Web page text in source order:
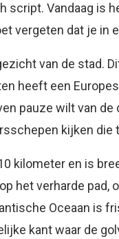
script. Vandaag is
vergeten dat je in
van de stad.
heeft een
pauze wilt van de
kijken die
kilometer en is
het verharde pad,
Oceaan is
kant waar de